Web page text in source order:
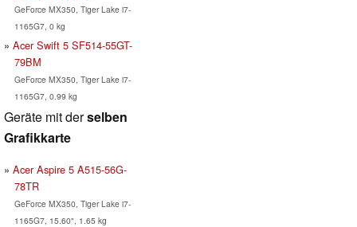
GeForce MX350, Tiger Lake i7-
1165G7, 0 kg
Acer Swift 5 SF514-55GT-
79BM
GeForce MX350, Tiger Lake i7-
1165G7, 0.99 kg
Geräte mit derselben
Grafikkarte
Acer Aspire 5 A515-56G-
78TR
GeForce MX350, Tiger Lake i7-
1165G7, 15.60", 1.65 kg